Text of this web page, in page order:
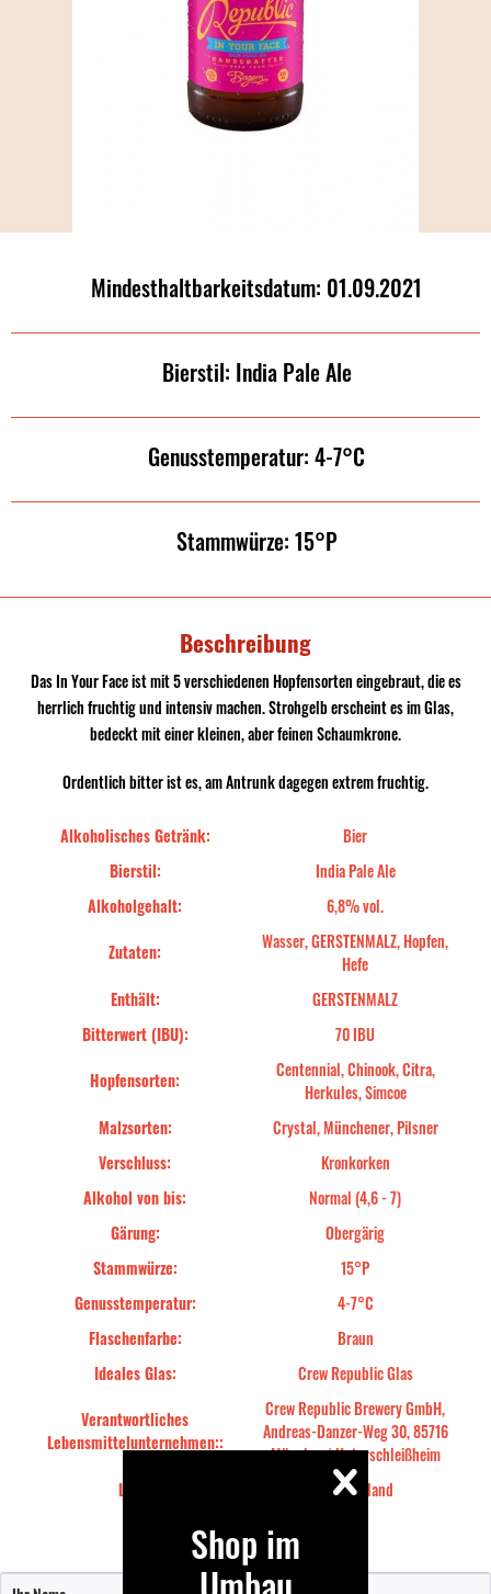
Mindesthaltbarkeitsdatum: 01.09.2021
Bierstil: India Pale Ale
Genusstemperatur: 4-7°C
Stammwürze: 15°P
Beschreibung
Das In Your Face ist mit 5 verschiedenen Hopfensorten eingebraut, die es
herrlich fruchtig und intensiv machen. Strohgelb erscheint es im Glas,
bedeckt mit einer kleinen, aber feinen Schaumkrone.
Ordentlich bitter ist es, am Antrunk dagegen extrem fruchtig.
Alkoholisches Getränk:
Bier
Bierstil:
India Pale Ale
Alkoholgehalt:
6,8% vol.
Zutaten:
Wasser, GERSTENMALZ, Hopfen,
Hefe
Enthält:
GERSTENMALZ
Bitterwert (IBU):
70 IBU
Hopfensorten:
Centennial, Chinook, Citra,
Herkules, Simcoe
Malzsorten:
Crystal, Münchener, Pilsner
Verschluss:
Kronkorken
Alkohol von bis:
Normal (4,6 - 7)
Gärung:
Obergärig
Stammwürze:
15°P
Genusstemperatur:
4-7°C
Flaschenfarbe:
Braun
Ideales Glas:
Crew Republic Glas
Verantwortliches
Lebensmittelunternehmen::
Crew Republic Brewery GmbH,
Andreas-Danzer-Weg 30, 85716
München/ Unterschleißheim
Land:
Deutschland
Bewertung schreiben
Shop im